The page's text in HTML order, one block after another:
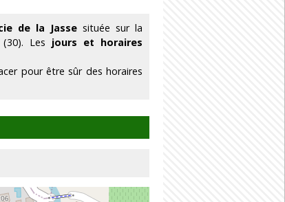
de la Jasse située sur la
Les jours et horaires
pour être sûr des horaires